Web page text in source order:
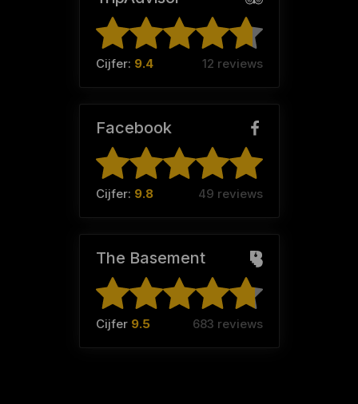
Cijfer: 9.4 12 reviews
Facebook
Cijfer: 9.8 49 reviews
The Basement
Cijfer 9.5 683 reviews